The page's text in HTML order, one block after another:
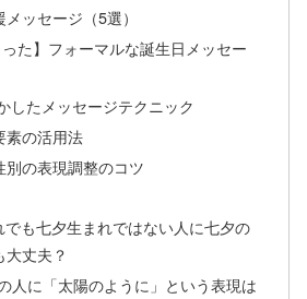
ッセージ（5選）
った】フォーマルな誕生日メッセー
したメッセージテクニック
素の活用法
の表現調整のコツ
も七夕生まれではない人に七夕の
丈夫？
人に「太陽のように」という表現は